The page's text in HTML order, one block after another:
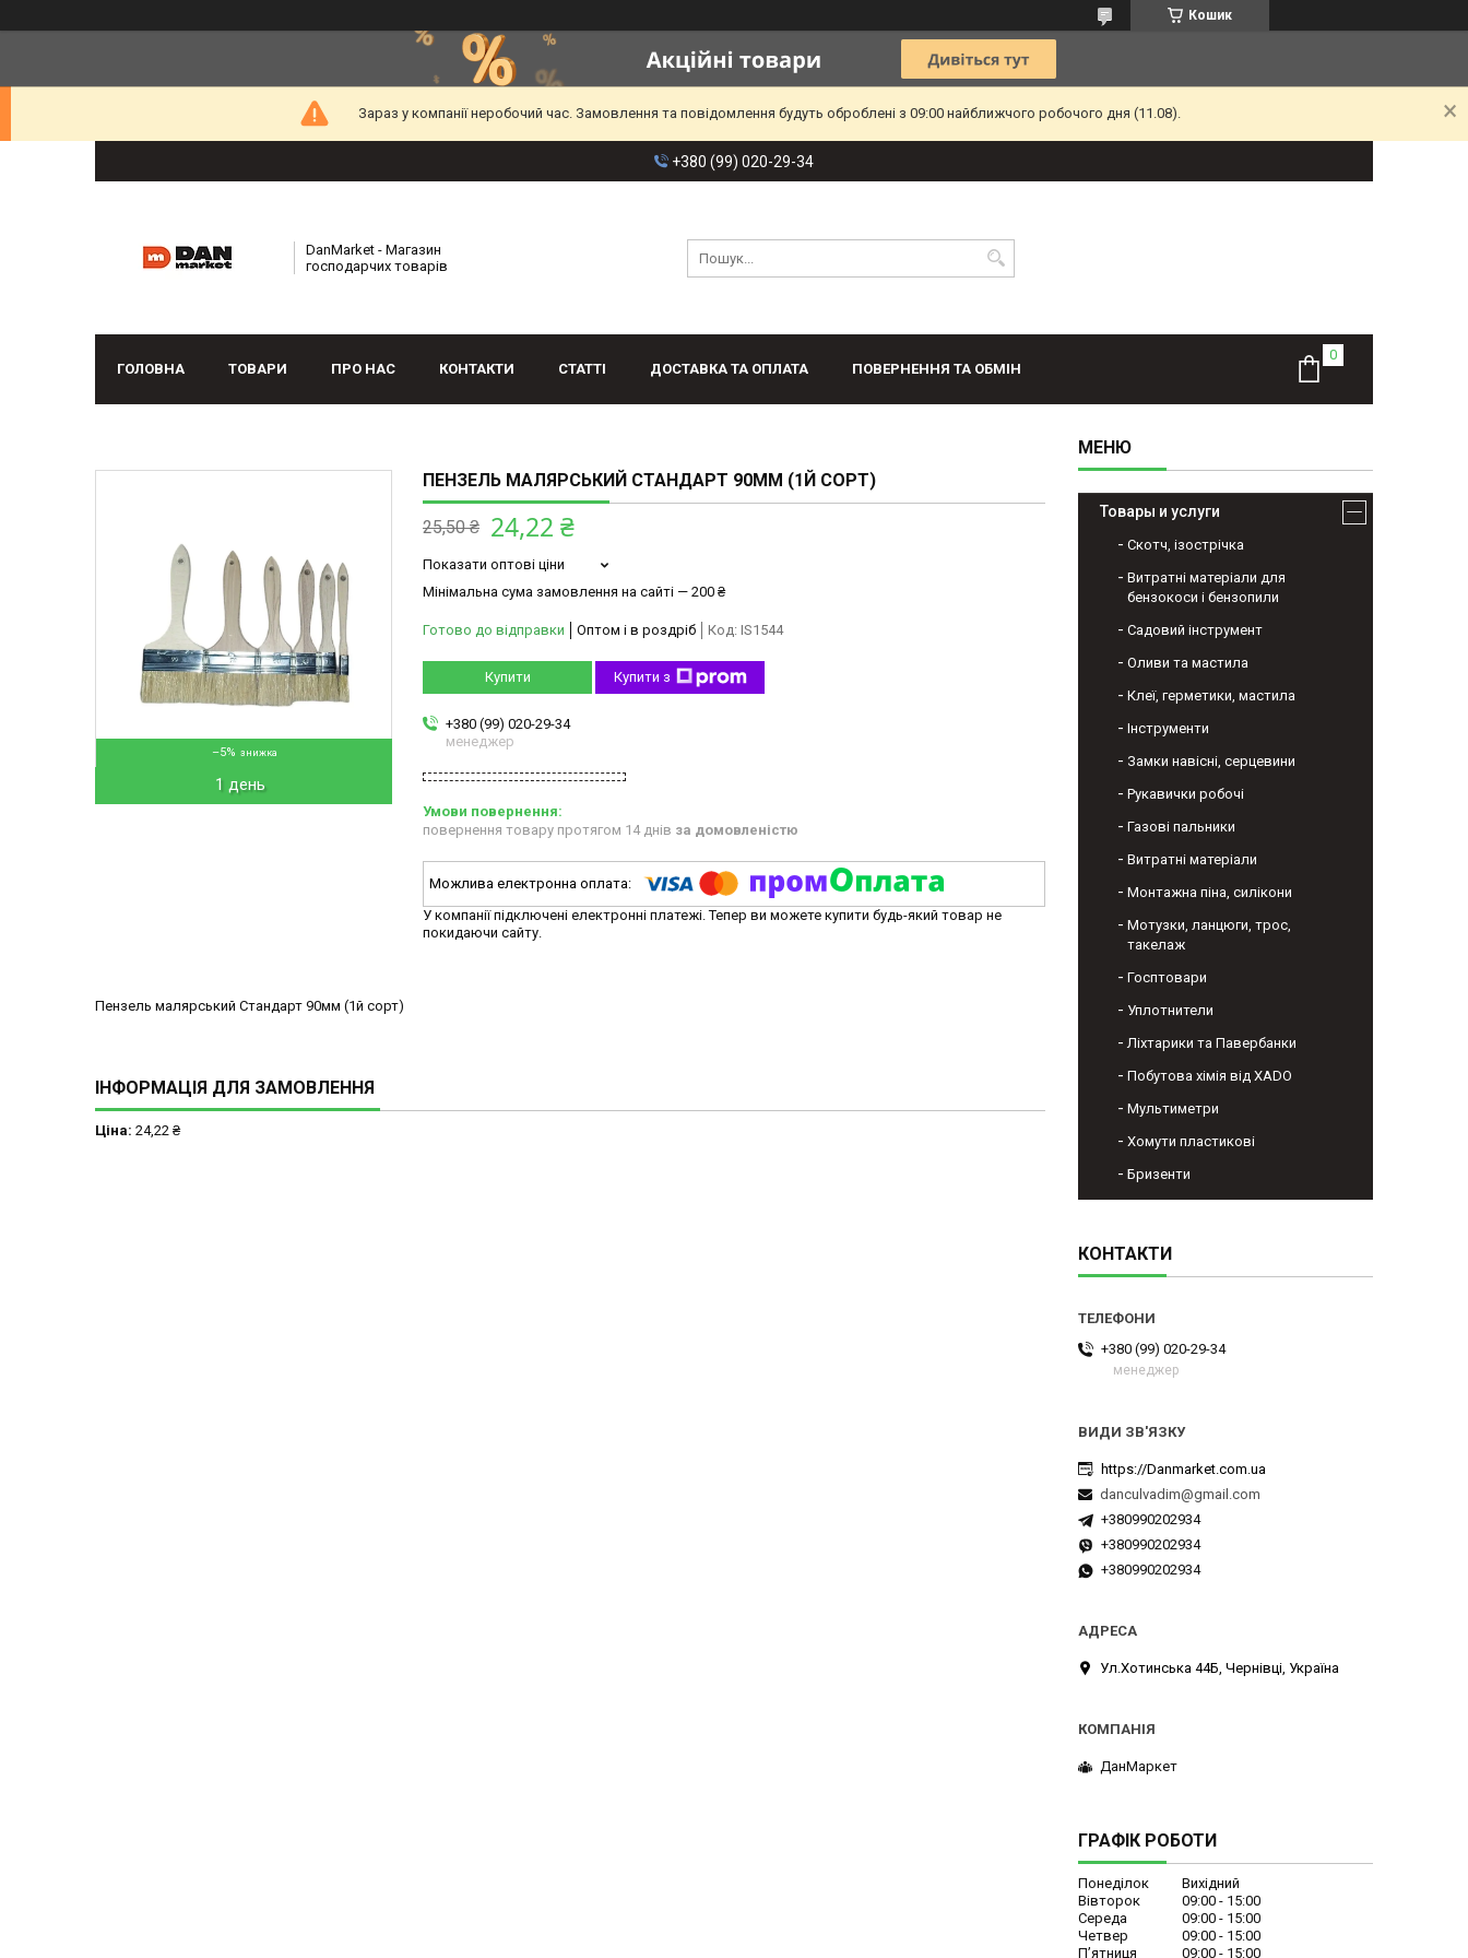
Кошик
Зараз у компанії неробочий час. Замовлення та повідомлення будуть оброблені з 09:00 найближчого робочого дня (11.08).
+380 (99) 020-29-34
DanMarket - Магазин
господарчих товарів
ГОЛОВНА ТОВАРИ ПРО НАС КОНТАКТИ СТАТТІ ДОСТАВКА ТА ОПЛАТА ПОВЕРНЕННЯ ТА ОБМІН
–5%
1 день
ПЕНЗЕЛЬ МАЛЯРСЬКИЙ СТАНДАРТ 90ММ (1Й СОРТ)
25,50 ₴ 24,22 ₴
Показати оптові ціни
Мінімальна сума замовлення на сайті — 200 ₴
Готово до відправки Оптом і в роздріб Код: IS1544
Купити Купити з
+380 (99) 020-29-34
менеджер
повернення товару протягом 14 днів за домовленістю
У компанії підключені електронні платежі. Тепер ви можете купити будь-який товар не
покидаючи сайту.
Пензель малярський Стандарт 90мм (1й сорт)
ІНФОРМАЦІЯ ДЛЯ ЗАМОВЛЕННЯ
Ціна: 24,22 ₴
Товары и услуги
Скотч, ізострічка
Витратні матеріали для
бензокоси і бензопили
Садовий інструмент
Оливи та мастила
Клеї, герметики, мастила
Інструменти
Замки навісні, серцевини
Рукавички робочі
Газові пальники
Витратні матеріали
Монтажна піна, силікони
Мотузки, ланцюги, трос,
такелаж
Госптовари
Уплотнители
Ліхтарики та Павербанки
Побутова хімія від XADO
Мультиметри
Хомути пластикові
Бризенти
КОНТАКТИ
+380 (99) 020-29-34
менеджер
https://Danmarket.com.ua
danculvadim@gmail.com
+380990202934
+380990202934
+380990202934
Ул.Хотинська 44Б, Чернівці, Україна
ДанМаркет
ГРАФІК РОБОТИ
Понеділок
Вихідний
Вівторок
09:00
15:00
Середа
09:00
15:00
Четвер
09:00
15:00
Пʼятниця
09:00 15:00